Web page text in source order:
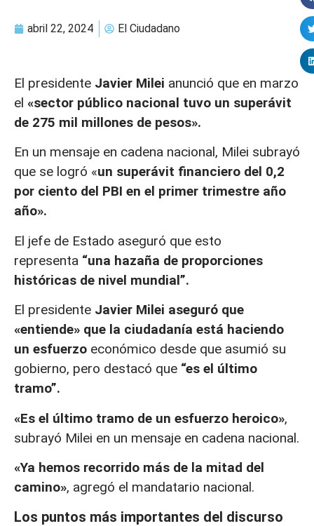
abril 22, 2024 El Ciudadano
El presidente Javier Milei anunció que en marzo
el «sector público nacional tuvo un superávit
de 275 mil millones de pesos».
En un mensaje en cadena nacional, Milei subrayó
que se logró «un superávit financiero del 0,2
por ciento del PBI en el primer trimestre año
año».
El jefe de Estado aseguró que esto
representa “una hazaña de proporciones
históricas de nivel mundial”.
El presidente Javier Milei aseguró que
«entiende» que la ciudadanía está haciendo
un esfuerzo económico desde que asumió su
gobierno, pero destacó que “es el último
tramo”.
«Es el último tramo de un esfuerzo heroico»,
subrayó Milei en un mensaje en cadena nacional.
«Ya hemos recorrido más de la mitad del
camino», agregó el mandatario nacional.
Los puntos más importantes del discurso